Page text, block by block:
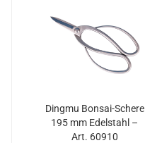
Dingmu Bonsai-Schere
195 mm Edelstahl –
Art. 60910